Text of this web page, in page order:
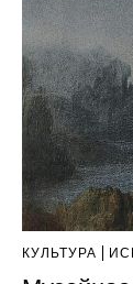
КУЛЬТУРА